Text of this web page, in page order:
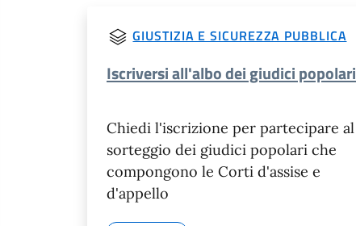
GIUSTIZIA E SICUREZZA PUBBLICA
Iscriversi all'albo dei giudici popolari
Chiedi l'iscrizione per partecipare al
sorteggio dei giudici popolari che
compongono le Corti d'assise e
d'appello